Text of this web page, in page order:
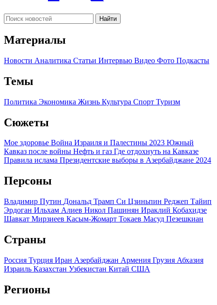
Найти
Материалы
Новости Аналитика Статьи Интервью Видео Фото Подкасты
Темы
Политика Экономика Жизнь Культура Спорт Туризм
Сюжеты
Мое здоровье Война Израиля и Палестины 2023 Южный
Кавказ после войны Нефть и газ Где отдохнуть на Кавказе
Правила ислама Президентские выборы в Азербайджане 2024
Персоны
Владимир Путин Дональд Трамп Си Цзиньпин Реджеп Тайип
Эрдоган Ильхам Алиев Никол Пашинян Ираклий Кобахидзе
Шавкат Мирзиеев Касым-Жомарт Токаев Масуд Пезешкиан
Страны
Россия Турция Иран Азербайджан Армения Грузия Абхазия
Израиль Казахстан Узбекистан Китай США
Регионы